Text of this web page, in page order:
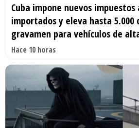
Cuba impone nuevos
importados y eleva hasta 5.000
gravamen para vehículos de
Hace 10 horas